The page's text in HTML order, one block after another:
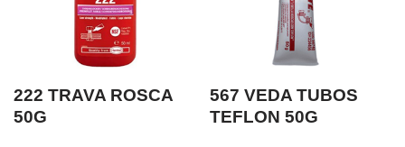
222 TRAVA ROSCA
50G
567 VEDA TUBOS
TEFLON 50G